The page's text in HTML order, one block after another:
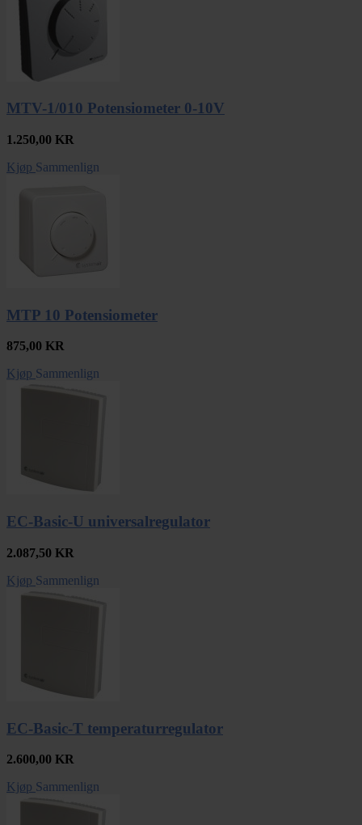
MTV-1/010 Potensiometer 0-10V
1.250,00 KR
Kjøp Sammenlign
MTP 10 Potensiometer
875,00 KR
Kjøp Sammenlign
EC-Basic-U universalregulator
2.087,50 KR
Kjøp Sammenlign
EC-Basic-T temperaturregulator
2.600,00 KR
Kjøp Sammenlign